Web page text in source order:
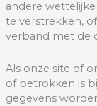
andere
te verstrekken,
verband met de
Als onze site of
of betrokken is
gegevens